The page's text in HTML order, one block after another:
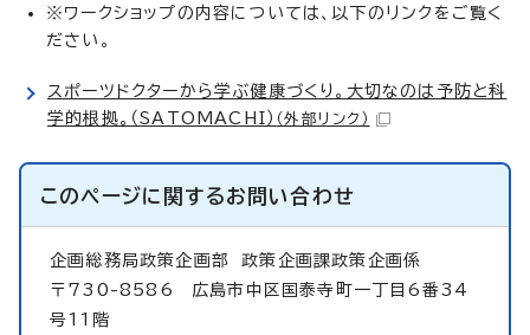
※ワークショップの内容については、以下のリンクをご覧く
ださい。
スポーツドクターから学ぶ健康づくり。大切なのは予防と科
学的根拠。（SATOMACHI） （外部リンク）
このページに関するお問い合わせ
企画総務局政策企画部政策企画課政策企画係
〒730-8586 広島市中区国泰寺町一丁目6番34
号11階